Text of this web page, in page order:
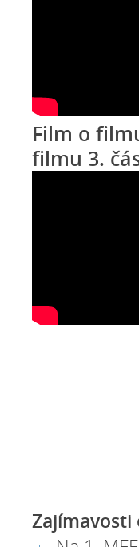
Film
filmu 3.